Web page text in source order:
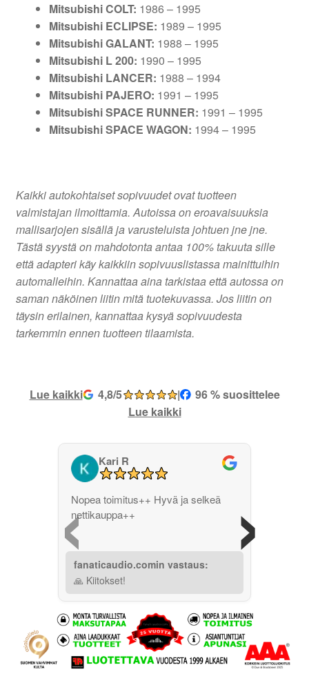
Mitsubishi COLT: 1986 – 1995
Mitsubishi ECLIPSE: 1989 – 1995
Mitsubishi GALANT: 1988 – 1995
Mitsubishi L 200: 1990 – 1995
Mitsubishi LANCER: 1988 – 1994
Mitsubishi PAJERO: 1991 – 1995
Mitsubishi SPACE RUNNER: 1991 – 1995
Mitsubishi SPACE WAGON: 1994 – 1995
Kaikki autokohtaiset sopivuudet ovat tuotteen
valmistajan ilmoittamia. Autoissa on eroavaisuuksia
mallisarjojen sisällä ja varusteluista johtuen jne jne.
Tästä syystä on mahdotonta antaa 100% takuuta sille
että adapteri käy kaikkiin sopivuuslistassa mainittuihin
automalleihin. Kannattaa aina tarkistaa että autossa on
saman näköinen liitin mitä tuotekuvassa. Jos liitin on
täysin erilainen, kannattaa kysyä sopivuudesta
tarkemmin ennen tuotteen tilaamista.
Lue kaikki 4,8/5 |
96 % suosittelee
Lue kaikki
‹
Kari R
Nopea toimitus++ Hyvä ja selkeä
nettikauppa++
fanaticaudio.comin vastaus:
🙏 Kiitokset!
›